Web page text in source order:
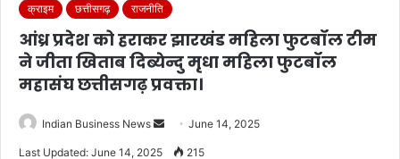
क्राइम छत्तीसगढ़ राजनीति
आंध्र प्रदेश को हराकर झारखंड महिला फुटबॉल टीम
ने जीता खिताब दिब्येन्दु मृधा महिला फुटबॉल
महासंघ छत्तीसगढ़ प्रवक्ता।
Indian Business News
Send June 14, 2025
Last Updated: June 14, 2025 215